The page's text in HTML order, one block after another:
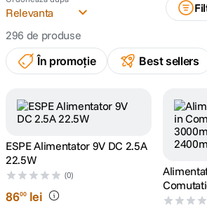
2. trepied
3. trepied telefon
5. canon sx740 hs
6. lavaliera
7 card memorie
Relevanta
296 de produse
În promoție
Best sellers
ESPE Alimentator 9V DC 2.5A
22.5W
(0)
8600 lei
12V-15V